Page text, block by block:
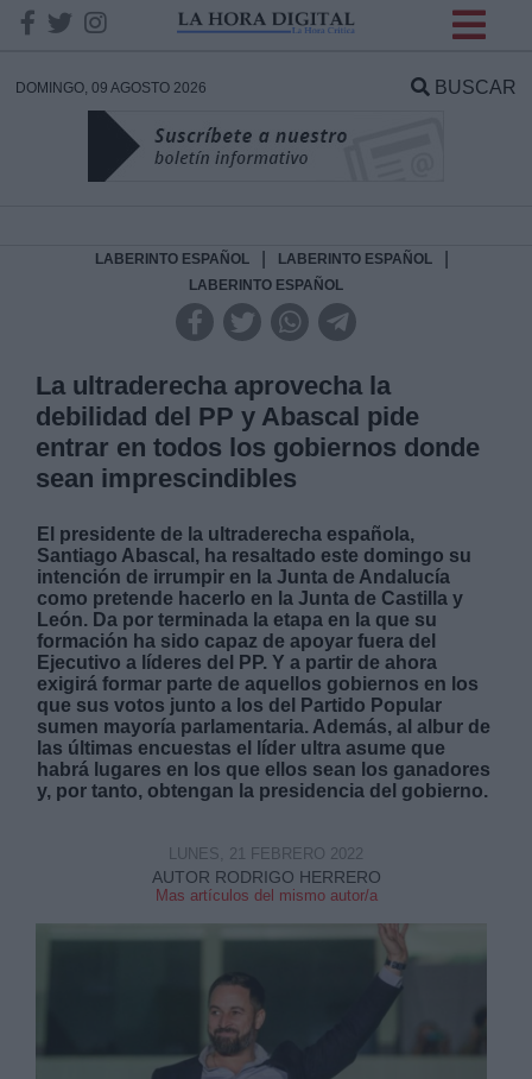
DOMINGO, 09 AGOSTO 2026 BUSCAR
LABERINTO ESPAÑOL LABERINTO ESPAÑOL
LABERINTO ESPAÑOL
La ultraderecha aprovecha la
debilidad del PP y Abascal pide
entrar en todos los gobiernos donde
sean imprescindibles
El presidente de la ultraderecha española,
Santiago Abascal, ha resaltado este domingo su
intención de irrumpir en la Junta de Andalucía
como pretende hacerlo en la Junta de Castilla y
León. Da por terminada la etapa en la que su
formación ha sido capaz de apoyar fuera del
Ejecutivo a líderes del PP. Y a partir de ahora
exigirá formar parte de aquellos gobiernos en los
que sus votos junto a los del Partido Popular
sumen mayoría parlamentaria. Además, al albur de
las últimas encuestas el líder ultra asume que
habrá lugares en los que ellos sean los ganadores
y, por tanto, obtengan la presidencia del gobierno.
AUTOR RODRIGO HERRERO
Mas artículos del mismo autor/a
LUNES, 21 FEBRERO 2022
DATOS
Responsable:
Destinatarios:
Derechos:
link
Información adicional